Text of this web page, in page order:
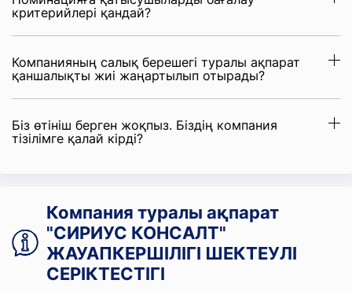
критерийлері қандай?
Компанияның салық берешегі туралы ақпарат
қаншалықты жиі жаңартылып отырады?
Біз өтініш берген жоқпыз. Біздің компания
тізілімге қалай кірді?
Компания туралы ақпарат
"СИРИУС КОНСАЛТ"
ЖАУАПКЕРШІЛІГІ ШЕКТЕУЛІ
СЕРІКТЕСТІГІ